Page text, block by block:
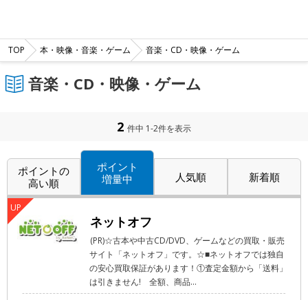
TOP 本・映像・音楽・ゲーム 音楽・CD・映像・ゲーム
音楽・CD・映像・ゲーム
2 件中 1-2件を表示
ポイントの
高い順
ポイント
増量中
人気順 新着順
ネットオフ
(PR)☆古本や中古CD/DVD、ゲームなどの買取・販売
サイト「ネットオフ」です。☆■ネットオフでは独自
の安心買取保証があります！①査定金額から「送料」
は引きません! 全額、商品...